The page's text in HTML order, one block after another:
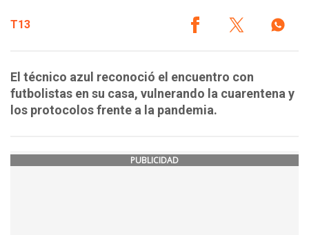
T13
El técnico azul reconoció el encuentro con
futbolistas en su casa, vulnerando la cuarentena y
los protocolos frente a la pandemia.
PUBLICIDAD